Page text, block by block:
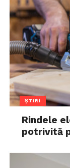
ȘTIRI
Rindele
potrivită